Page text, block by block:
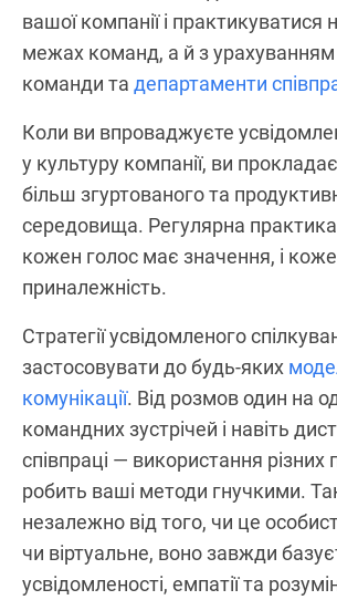
вашої компанії і практикуватися
межах команд, а й з урахуванням
команди та департаменти
Коли ви впроваджуєте
у культуру компанії, ви
більш згуртованого та
середовища. Регулярна
кожен голос має значення, і
приналежність.
Стратегії усвідомленого
застосовувати до будь-яких
комунікації. Від розмов один на
командних зустрічей і навіть
співпраці — використання різних
робить ваші методи гнучкими.
незалежно від того, чи це
чи віртуальне, воно завжди
усвідомленості, емпатії та